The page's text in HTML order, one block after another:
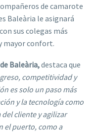
de camarote
Baleària le asignará
sus colegas más
mayor confort.
Baleària,destaca que
competitividad y
es solo un paso más
y la tecnología como
cliente y agilizar
el puerto, como a